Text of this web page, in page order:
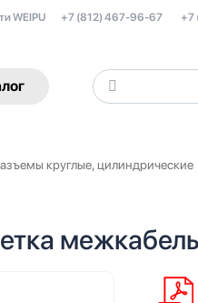
WEIPU +7 (812) 467-96-67 +7
круглые, цилиндрические